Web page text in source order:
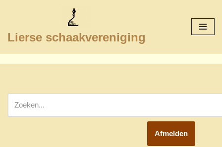
naar
inhoud
Lierse schaakvereniging
Afmelden